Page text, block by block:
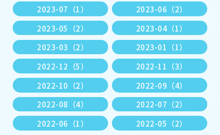
2023-07（1）
2023-06（2）
2023-05（2）
2023-04（1）
2023-03（2）
2023-01（1）
2022-12（5）
2022-11（3）
2022-10（2）
2022-09（4）
2022-08（4）
2022-07（2）
2022-06（1）
2022-05（2）